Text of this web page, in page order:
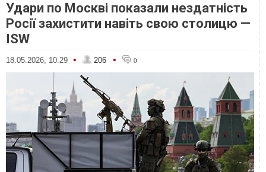
Удари по Москві показали нездатність
Росії захистити навіть свою столицю —
ISW
18.05.2026, 10:29 • 206 • 0